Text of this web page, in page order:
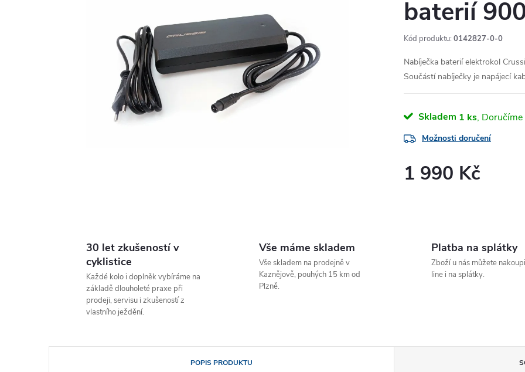
baterií
Kód produktu: 0142827-0-0
Nabíječka baterií elektrokol
Součástí nabíječky je napájecí
Skladem 1 ks
Možnosti doručení
1 990 Kč
30 let zkušeností v
cyklistice
Každé kolo i doplněk vybíráme na
základě dlouholeté praxe při
prodeji, servisu i zkušeností z
vlastního ježdění.
Vše máme skladem
Vše skladem na prodejně v
Kaznějově, pouhých 15 km od
Plzně.
Platba na splátky
Zboží u nás můžete
line i na splátky.
POPIS PRODUKTU